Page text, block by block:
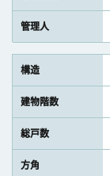
管理人
構造
建物階数
総戸数
方角